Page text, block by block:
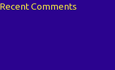
Recent Comments